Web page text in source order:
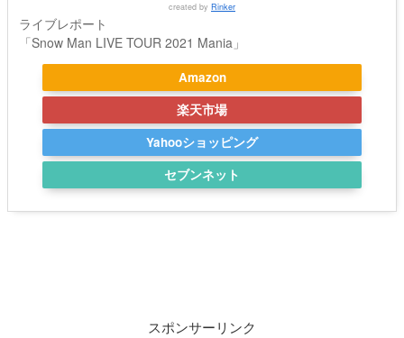
created by Rinker
ライブレポート
「Snow Man LIVE TOUR 2021 Mania」
Amazon
楽天市場
Yahooショッピング
セブンネット
スポンサーリンク